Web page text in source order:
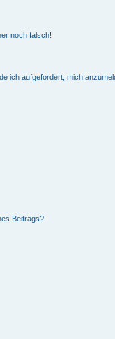
noch falsch!
ich aufgefordert, mich
Beitrags?